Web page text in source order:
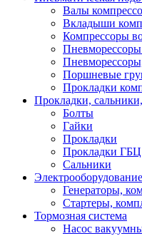
Валы
Вкладыши
Компрессоры
Поршневые
Прокладки
Прокладки,
Болты
Гайки
Прокладки
Прокладки ГБЦ
Сальники
Электрооборудование
Генераторы,
Стартеры,
Тормозная система
Насос